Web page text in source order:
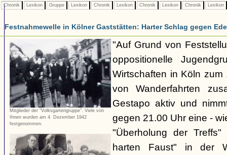
Chronik Lexikon Gruppe Lexikon Chronik Lexikon Chronik Lexikon Chronik Lexikon
Festnahmewelle in Kölner Gaststätten: Harter Schlag gegen
Mitglieder der "Volksgartengruppe". Viele von
Ihnen wurden am 4. Dezember 1942
festgenommen.
"Auf Grund von
oppositionelle
Wirtschaften in Köln
von Wanderfahrten
Gestapo aktiv und
gegen 21.00 Uhr eine -
"Überholung der
harten Faust" in der